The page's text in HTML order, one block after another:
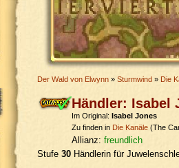
Der Wald von Elwynn » Sturmwind » Die
Händler: Isabel
Im Original: Isabel Jones
Zu finden in Die Kanäle (The
Allianz: freundlich
Stufe 30 Händlerin für